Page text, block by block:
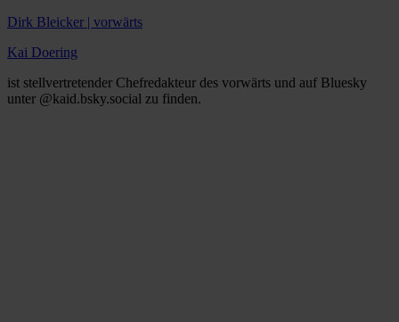
Dirk Bleicker | vorwärts
Kai Doering
ist stellvertretender Chefredakteur des vorwärts und auf Bluesky
unter @kaid.bsky.social zu finden.